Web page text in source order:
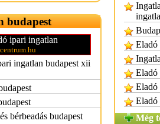
budapest
ipari ingatlan
ingatlan budapest xii
bérbeadás budapest
Eladó
Eladó
Eladó
Eladó
Még